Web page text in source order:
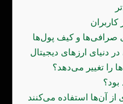
کاربران
صرافی‌ها و کیف پول‌ها
دنیای ارزهای دیجیتال
آن‌ها استفاده می‌کنند